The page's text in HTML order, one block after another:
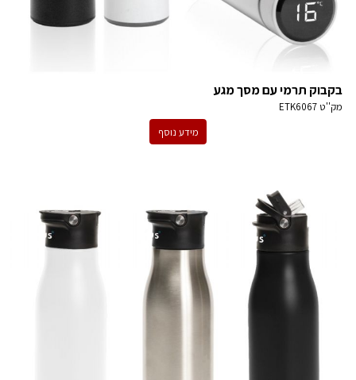
בקבוק תרמי עם מסך מגע
מק''טETK6067
מידע נוסף